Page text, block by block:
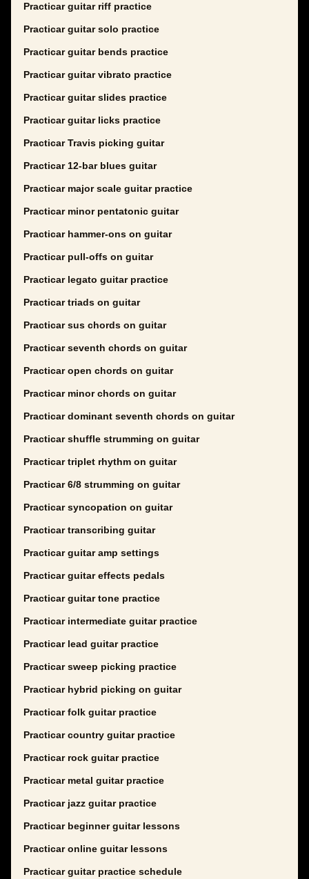
Practicar guitar riff practice
Practicar guitar solo practice
Practicar guitar bends practice
Practicar guitar vibrato practice
Practicar guitar slides practice
Practicar guitar licks practice
Practicar Travis picking guitar
Practicar 12-bar blues guitar
Practicar major scale guitar practice
Practicar minor pentatonic guitar
Practicar hammer-ons on guitar
Practicar pull-offs on guitar
Practicar legato guitar practice
Practicar triads on guitar
Practicar sus chords on guitar
Practicar seventh chords on guitar
Practicar open chords on guitar
Practicar minor chords on guitar
Practicar dominant seventh chords on guitar
Practicar shuffle strumming on guitar
Practicar triplet rhythm on guitar
Practicar 6/8 strumming on guitar
Practicar syncopation on guitar
Practicar transcribing guitar
Practicar guitar amp settings
Practicar guitar effects pedals
Practicar guitar tone practice
Practicar intermediate guitar practice
Practicar lead guitar practice
Practicar sweep picking practice
Practicar hybrid picking on guitar
Practicar folk guitar practice
Practicar country guitar practice
Practicar rock guitar practice
Practicar metal guitar practice
Practicar jazz guitar practice
Practicar beginner guitar lessons
Practicar online guitar lessons
Practicar guitar practice schedule